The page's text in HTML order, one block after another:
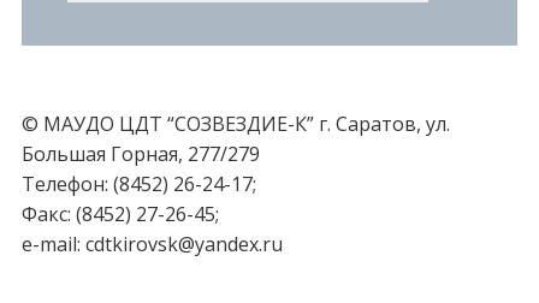
© МАУДО ЦДТ “СОЗВЕЗДИЕ-К” г. Саратов, ул.
Большая Горная, 277/279
Телефон: (8452) 26-24-17;
Факс: (8452) 27-26-45;
e-mail: cdtkirovsk@yandex.ru